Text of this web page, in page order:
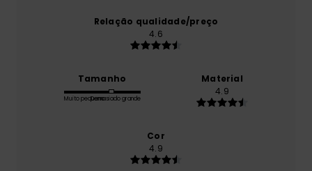
Relação qualidade/preço
4.6
Tamanho
Muito pequenoDemasiado grande
Material
4.9
Cor
4.9